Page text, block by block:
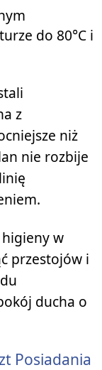
do 80°C i
z
niż
nie rozbije
w
przestojów i
ducha o
Posiadania